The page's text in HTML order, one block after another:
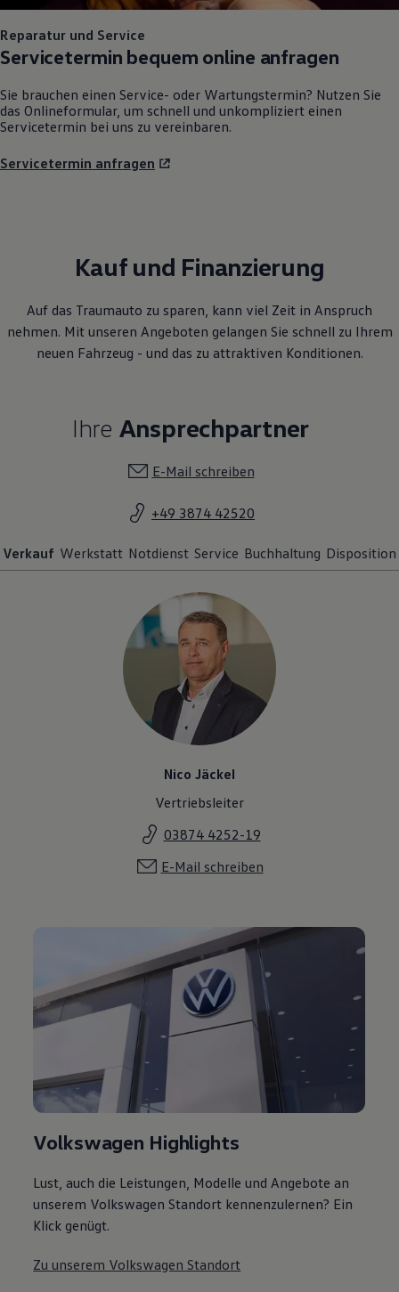
Reparatur und Service
Servicetermin bequem online anfragen
Sie brauchen einen Service- oder Wartungstermin? Nutzen Sie
das Onlineformular, um schnell und unkompliziert einen
Servicetermin bei uns zu vereinbaren.
Servicetermin anfragen
Kauf und Finanzierung
Auf das Traumauto zu sparen, kann viel Zeit in Anspruch
nehmen. Mit unseren Angeboten gelangen Sie schnell zu Ihrem
neuen Fahrzeug - und das zu attraktiven Konditionen.
Ihre Ansprechpartner
E-Mail schreiben
+49 3874 42520
Verkauf Werkstatt Notdienst Service Buchhaltung Disposition
Nico Jäckel
Vertriebsleiter
03874 4252-19
E-Mail schreiben
Volkswagen Highlights
Lust, auch die Leistungen, Modelle und Angebote an
unserem Volkswagen Standort kennenzulernen? Ein
Klick genügt.
Zu unserem Volkswagen Standort